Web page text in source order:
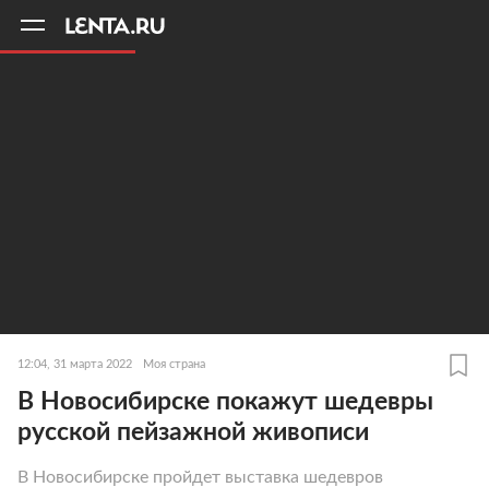
12:04, 31 марта 2022 Моя страна
В Новосибирске покажут шедевры
русской пейзажной живописи
В Новосибирске пройдет выставка шедевров